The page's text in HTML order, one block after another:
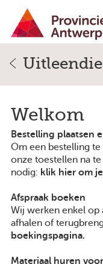
Welkom
Bestelling plaatsen
Om een bestelling te
onze toestellen na
nodig: klik hier om
Afspraak boeken
Wij werken enkel op
afhalen of
boekingspagina.
Materiaal huren